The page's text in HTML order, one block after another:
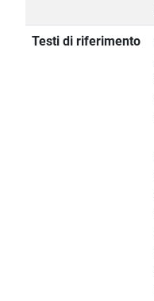
Testi di riferimento